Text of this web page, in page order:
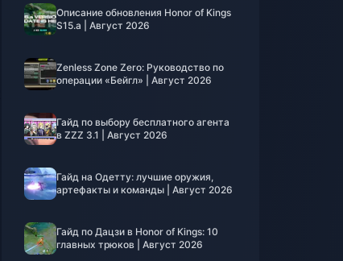
Описание обновления Honor of Kings
S15.a | Август 2026
Zenless Zone Zero: Руководство по
операции «Бейгл» | Август 2026
Гайд по выбору бесплатного агента
в ZZZ 3.1 | Август 2026
Гайд на Одетту: лучшие оружия,
артефакты и команды | Август 2026
Гайд по Дацзи в Honor of Kings: 10
главных трюков | Август 2026